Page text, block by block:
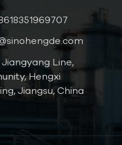
300℃
Jiangyang Line,
Hengxi
Jiangsu, China